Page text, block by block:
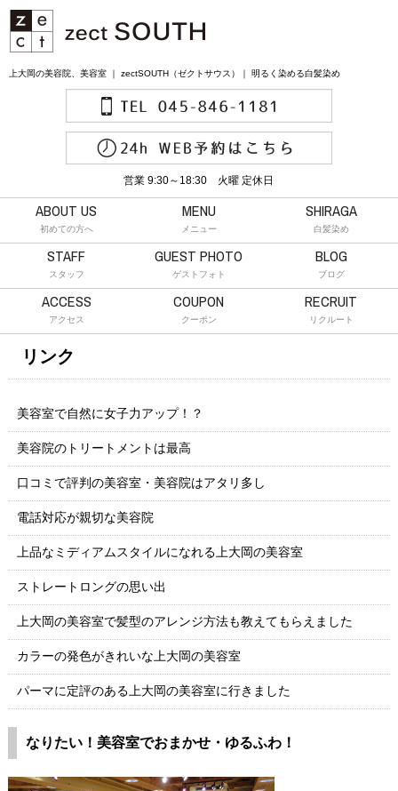
上大岡の美容院、美容室 ｜ zectSOUTH（ゼクトサウス）｜ 明るく染める白髪染め
営業 9:30～18:30 火曜 定休日
ABOUT US
初めての方へ
MENU
メニュー
SHIRAGA
白髪染め
STAFF
スタッフ
GUEST PHOTO
ゲストフォト
BLOG
ブログ
ACCESS
アクセス
COUPON
クーポン
RECRUIT
リクルート
リンク
美容室で自然に女子力アップ！？
美容院のトリートメントは最高
口コミで評判の美容室・美容院はアタリ多し
電話対応が親切な美容院
上品なミディアムスタイルになれる上大岡の美容室
ストレートロングの思い出
上大岡の美容室で髪型のアレンジ方法も教えてもらえました
カラーの発色がきれいな上大岡の美容室
パーマに定評のある上大岡の美容室に行きました
なりたい！美容室でおまかせ・ゆるふわ！